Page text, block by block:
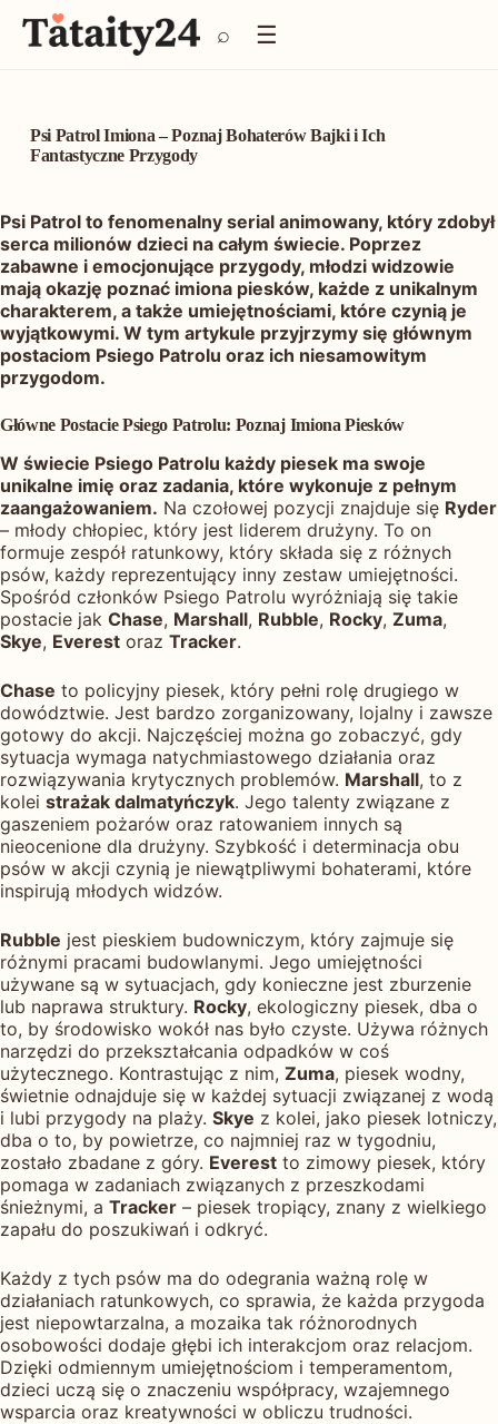
P
r
d
ź
t
r
e
ś
c
i
⌕ ☰
Psi Patrol Imiona – Poznaj Bohaterów Bajki i Ich
Fantastyczne Przygody
Psi Patrol to fenomenalny serial animowany, który zdobył
serca milionów dzieci na całym świecie. Poprzez
zabawne i emocjonujące przygody, młodzi widzowie
mają okazję poznać imiona piesków, każde z unikalnym
charakterem, a także umiejętnościami, które czynią je
wyjątkowymi. W tym artykule przyjrzymy się głównym
postaciom Psiego Patrolu oraz ich niesamowitym
przygodom.
Główne Postacie Psiego Patrolu: Poznaj Imiona Piesków
W świecie Psiego Patrolu każdy piesek ma swoje
unikalne imię oraz zadania, które wykonuje z pełnym
zaangażowaniem. Na czołowej pozycji znajduje się Ryder
– młody chłopiec, który jest liderem drużyny. To on
formuje zespół ratunkowy, który składa się z różnych
psów, każdy reprezentujący inny zestaw umiejętności.
Spośród członków Psiego Patrolu wyróżniają się takie
postacie jak Chase, Marshall, Rubble, Rocky, Zuma,
Skye, Everest oraz Tracker.
Chase to policyjny piesek, który pełni rolę drugiego w
dowództwie. Jest bardzo zorganizowany, lojalny i zawsze
gotowy do akcji. Najczęściej można go zobaczyć, gdy
sytuacja wymaga natychmiastowego działania oraz
rozwiązywania krytycznych problemów. Marshall, to z
kolei strażak dalmatyńczyk. Jego talenty związane z
gaszeniem pożarów oraz ratowaniem innych są
nieocenione dla drużyny. Szybkość i determinacja obu
psów w akcji czynią je niewątpliwymi bohaterami, które
inspirują młodych widzów.
Rubble jest pieskiem budowniczym, który zajmuje się
różnymi pracami budowlanymi. Jego umiejętności
używane są w sytuacjach, gdy konieczne jest zburzenie
lub naprawa struktury. Rocky, ekologiczny piesek, dba o
to, by środowisko wokół nas było czyste. Używa różnych
narzędzi do przekształcania odpadków w coś
użytecznego. Kontrastując z nim, Zuma, piesek wodny,
świetnie odnajduje się w każdej sytuacji związanej z wodą
i lubi przygody na plaży. Skye z kolei, jako piesek lotniczy,
dba o to, by powietrze, co najmniej raz w tygodniu,
zostało zbadane z góry. Everest to zimowy piesek, który
pomaga w zadaniach związanych z przeszkodami
śnieżnymi, a Tracker – piesek tropiący, znany z wielkiego
zapału do poszukiwań i odkryć.
Każdy z tych psów ma do odegrania ważną rolę w
działaniach ratunkowych, co sprawia, że każda przygoda
jest niepowtarzalna, a mozaika tak różnorodnych
osobowości dodaje głębi ich interakcjom oraz relacjom.
Dzięki odmiennym umiejętnościom i temperamentom,
dzieci uczą się o znaczeniu współpracy, wzajemnego
wsparcia oraz kreatywności w obliczu trudności.